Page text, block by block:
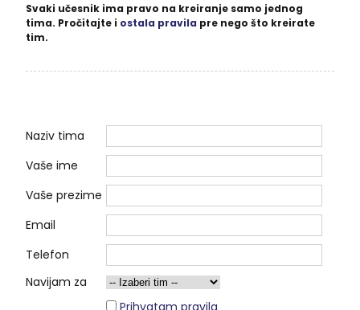
Svaki učesnik ima pravo na kreiranje samo jednog
tima. Pročitajte i ostala pravila pre nego što kreirate
tim.
Naziv tima
Vaše ime
Vaše prezime
Email
Telefon
Navijam za
Prihvatam pravila